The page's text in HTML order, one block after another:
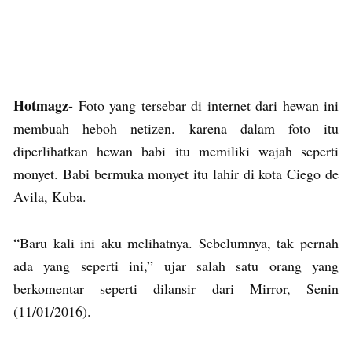
Hotmagz- Foto yang tersebar di internet dari hewan ini
membuah heboh netizen. karena dalam foto itu
diperlihatkan hewan babi itu memiliki wajah seperti
monyet. Babi bermuka monyet itu lahir di kota Ciego de
Avila, Kuba.
“Baru kali ini aku melihatnya. Sebelumnya, tak pernah
ada yang seperti ini,” ujar salah satu orang yang
berkomentar seperti dilansir dari Mirror, Senin
(11/01/2016).